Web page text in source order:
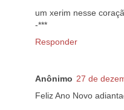
um xerim nesse
-***
Responder
Anônimo 27 de
Feliz Ano Novo